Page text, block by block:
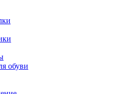
обуви